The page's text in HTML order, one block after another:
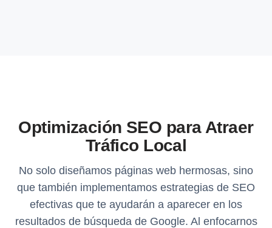
Optimización SEO para Atraer
Tráfico Local
No solo diseñamos páginas web hermosas, sino
que también implementamos estrategias de SEO
efectivas que te ayudarán a aparecer en los
resultados de búsqueda de Google. Al enfocarnos